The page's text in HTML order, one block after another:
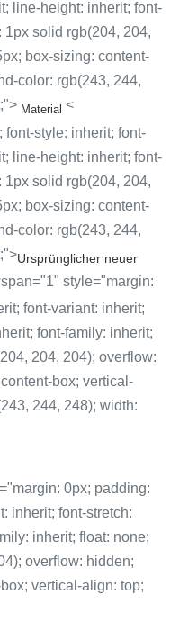
line-height: inherit; font-
1px solid rgb(204, 204,
box-sizing: content-
color: rgb(243, 244,
Material <
style: inherit; font-
line-height: inherit; font-
1px solid rgb(204, 204,
box-sizing: content-
color: rgb(243, 244,
Ursprünglicher neuer
style="margin:
font-variant: inherit;
font-family: inherit;
204, 204); overflow:
box; vertical-
244, 248); width:
0px; padding:
inherit; font-stretch:
inherit; float: none;
overflow: hidden;
vertical-align: top;